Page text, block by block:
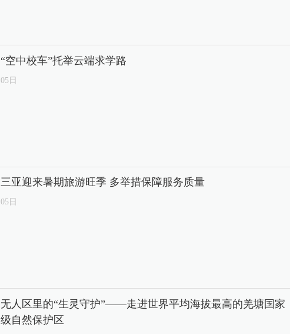
“空中校车”托举云端求学路
05日
三亚迎来暑期旅游旺季 多举措保障服务质量
05日
无人区里的“生灵守护”——走进世界平均海拔最高的羌塘国家
级自然保护区